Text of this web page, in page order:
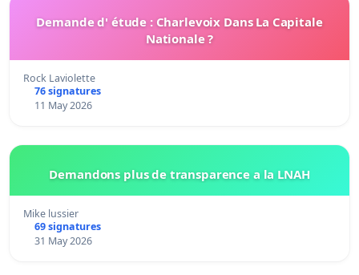
Demande d' étude : Charlevoix Dans La Capitale
Nationale ?
Rock Laviolette
76 signatures
11 May 2026
Demandons plus de transparence a la LNAH
Mike lussier
69 signatures
31 May 2026